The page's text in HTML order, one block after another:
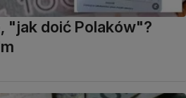
"jak doić Polaków"?